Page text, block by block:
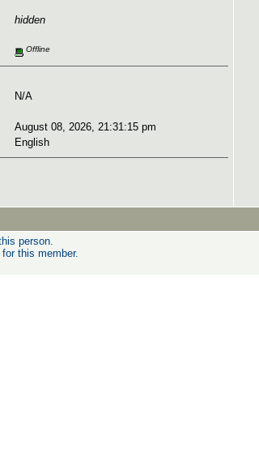
hidden
Offline
N/A
August 08, 2026, 21:31:15 pm
English
person.
this member.